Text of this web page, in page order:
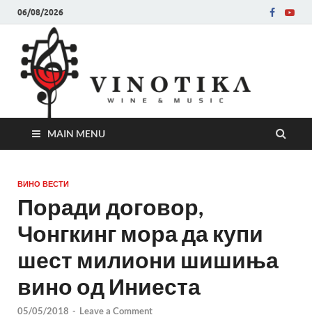
06/08/2026
MAIN MENU
ВИНО ВЕСТИ
Поради договор,
Чонгкинг мора да купи
шест милиони шишиња
вино од Иниеста
05/05/2018 - Leave a Comment